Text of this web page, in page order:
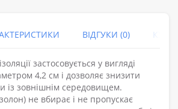
ВІДГУКИ (0)
застосовується у вигляді
4,2 см і дозволяє знизити
із зовнішнім середовищем.
не вбирає і не пропускає